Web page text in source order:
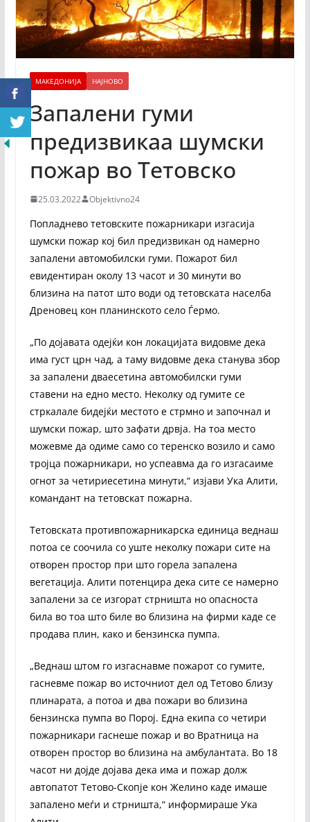
МАКЕДОНИЈА НАЈНОВО
Запалени гуми
предизвикаа шумски
пожар во Тетовско
25.03.2022 Objektivno24
Попладнево тетовските пожарникари изгасија
шумски пожар кој бил предизвикан од намерно
запалени автомобилски гуми. Пожарот бил
евидентиран околу 13 часот и 30 минути во
близина на патот што води од тетовската населба
Дреновец кон планинското село Ѓермо.
„По дојавата одејќи кон локацијата видовме дека
има густ црн чад, а таму видовме дека станува збор
за запалени дваесетина автомобилски гуми
ставени на едно место. Неколку од гумите се
стркалале бидејќи местото е стрмно и започнал и
шумски пожар, што зафати дрвја. На тоа место
можевме да одиме само со теренско возило и само
тројца пожарникари, но успеавма да го изгасаиме
огнот за четириесетина минути,“ изјави Ука Алити,
командант на тетовскат пожарна.
Тетовската противпожарникарска единица веднаш
потоа се соочила со уште неколку пожари сите на
отворен простор при што горела запалена
вегетација. Алити потенцира дека сите се намерно
запалени за се изгорат стрништа но опасноста
била во тоа што биле во близина на фирми каде се
продава плин, како и бензинска пумпа.
„Веднаш штом го изгаснавме пожарот со гумите,
гасневме пожар во источниот дел од Тетово близу
плинарата, а потоа и два пожари во близина
бензинска пумпа во Порој. Една екипа со четири
пожарникари гаснеше пожар и во Вратница на
отворен простор во близина на амбулантата. Во 18
часот ни дојде дојава дека има и пожар долж
автопатот Тетово-Скопје кон Желино каде имаше
запалено меѓи и стрништа,“ информираше Ука